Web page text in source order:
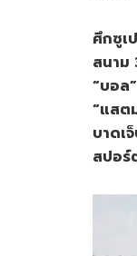
ศึกซูเ
สนาม
“บอล
“แสต
บาดเ
สปอร์